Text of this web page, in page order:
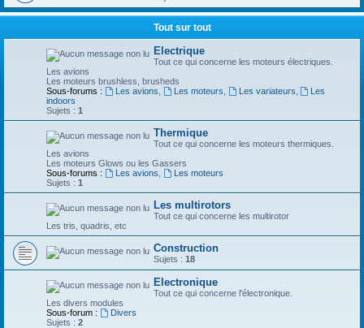
Tout sur tout
Electrique
Tout ce qui concerne les moteurs électriques.
Les avions
Les moteurs brushless, brusheds
Sous-forums :
Les avions Les moteurs Les variateurs
Les
indoors
Sujets : 1
Thermique
Tout ce qui concerne les moteurs thermiques.
Les avions
Les moteurs Glows ou les Gassers
Sous-forums :
Les avions
Les moteurs
Sujets : 1
Les multirotors
Tout ce qui concerne les multirotor
Les tris, quadris, etc
Construction
Sujets : 18
Electronique
Tout ce qui concerne l'électronique.
Les divers modules
Sous-forum :
Divers
Sujets : 2